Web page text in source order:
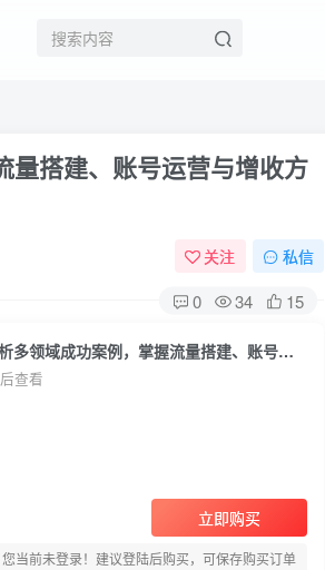
量搭建、账号运营与增收方
关注 私信
0 34 15
短视频直播掘金指南：剖析多领域成功案例，掌握流量搭建、账号运营与增收方法
查看
立即购买
您当前未登录！建议登陆后购买，可保存购买订单